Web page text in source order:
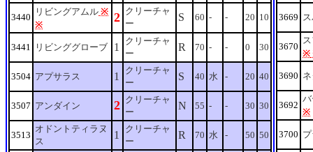
3440
リビングアムル ※
※
2 クリーチャ
ー
S 60 - - 20 10
3441 リビンググローブ 1
クリーチャ
ー
R 70 - - 0 30
3504 アプサラス 1
クリーチャ
ー
S 40 水 - 20 40
3507 アンダイン 2 クリーチャ
ー
N 55 - - 30 30
3513
オドントティラヌ
ス
1
クリーチャ
ー
R 70 水 - 50 50
3669
3670
※
3690
3692
※
3700